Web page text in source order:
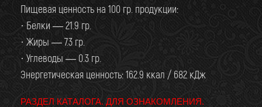
Пищевая ценность на 100 гр. продукции:
· Белки — 21.9 гр.
· Жиры — 7.3 гр.
· Углеводы — 0.3 гр.
Энергетическая ценность: 162.9 ккал / 682 кДж
РАЗДЕЛ КАТАЛОГА. ДЛЯ ОЗНАКОМЛЕНИЯ.